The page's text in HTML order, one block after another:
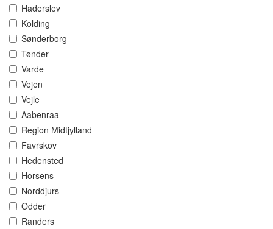
Haderslev
Kolding
Sønderborg
Tønder
Varde
Vejen
Vejle
Aabenraa
Region Midtjylland
Favrskov
Hedensted
Horsens
Norddjurs
Odder
Randers